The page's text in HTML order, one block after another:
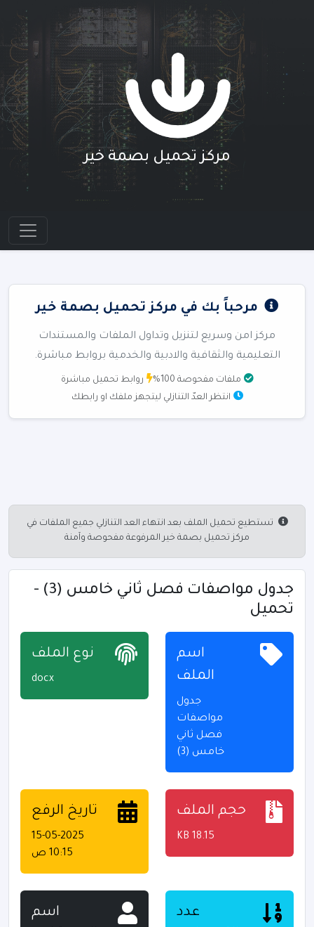
مركز تحميل بصمة خير
مرحباً بك في مركز تحميل بصمة خير
مركز امن وسريع لتنزيل وتداول الملفات والمستندات
التعليمية والثقافية والادبية والخدمية بروابط مباشرة.
ملفات مفحوصة 100%
روابط تحميل مباشرة
انتظر العدّ التنازلي ليتجهز ملفك او رابطك
تستطيع تحميل الملف بعد انتهاء العد التنازلي جميع الملفات في
مركز تحميل بصمة خير المرفوعة مفحوصة وآمنة
جدول مواصفات فصل ثاني خامس (3) -
تحميل
اسم
الملف
جدول
مواصفات
فصل ثاني
خامس (3)
نوع الملف
docx
حجم الملف
18.15 KB
تاريخ الرفع
15-05-2025
10:15 ص
عدد
اسم